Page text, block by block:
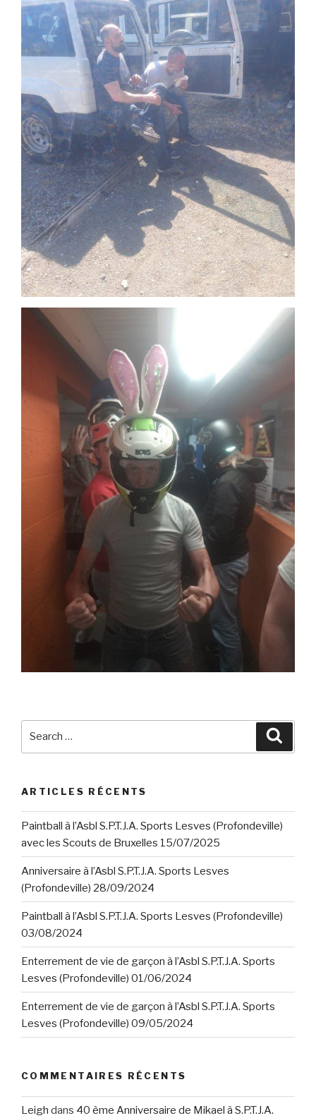
ARTICLES RÉCENTS
Paintball à l’Asbl S.P.T.J.A. Sports Lesves (Profondeville)
avec les Scouts de Bruxelles 15/07/2025
Anniversaire à l’Asbl S.P.T.J.A. Sports Lesves
(Profondeville) 28/09/2024
Paintball à l’Asbl S.P.T.J.A. Sports Lesves (Profondeville)
03/08/2024
Enterrement de vie de garçon à l’Asbl S.P.T.J.A. Sports
Lesves (Profondeville) 01/06/2024
Enterrement de vie de garçon à l’Asbl S.P.T.J.A. Sports
Lesves (Profondeville) 09/05/2024
COMMENTAIRES RÉCENTS
Leigh dans 40 ème Anniversaire de Mikael à S.P.T.J.A.